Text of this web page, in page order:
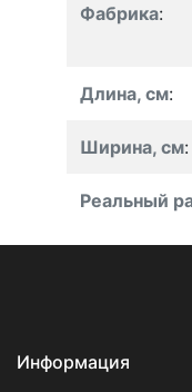
Фабрика:
Длина, см:
Ширина, см:
Реальный
Информация